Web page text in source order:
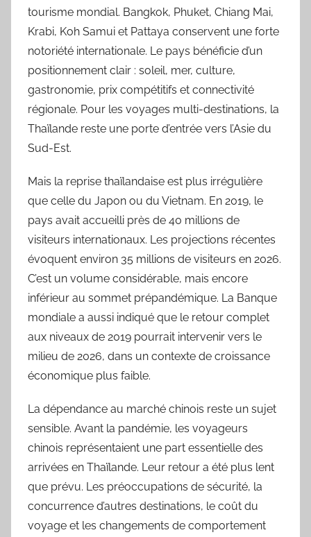
tourisme mondial. Bangkok, Phuket, Chiang Mai,
Krabi, Koh Samui et Pattaya conservent une forte
notoriété internationale. Le pays bénéficie d’un
positionnement clair : soleil, mer, culture,
gastronomie, prix compétitifs et connectivité
régionale. Pour les voyages multi-destinations, la
Thaïlande reste une porte d’entrée vers l’Asie du
Sud-Est.
Mais la reprise thaïlandaise est plus irrégulière
que celle du Japon ou du Vietnam. En 2019, le
pays avait accueilli près de 40 millions de
visiteurs internationaux. Les projections récentes
évoquent environ 35 millions de visiteurs en 2026.
C’est un volume considérable, mais encore
inférieur au sommet prépandémique. La Banque
mondiale a aussi indiqué que le retour complet
aux niveaux de 2019 pourrait intervenir vers le
milieu de 2026, dans un contexte de croissance
économique plus faible.
La dépendance au marché chinois reste un sujet
sensible. Avant la pandémie, les voyageurs
chinois représentaient une part essentielle des
arrivées en Thaïlande. Leur retour a été plus lent
que prévu. Les préoccupations de sécurité, la
concurrence d’autres destinations, le coût du
voyage et les changements de comportement